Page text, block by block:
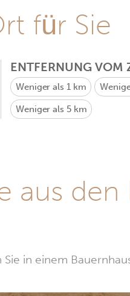
für Sie
ENTFERNUNG VOM
Weniger als 1 km
Weniger als 5 km
aus den
in einem